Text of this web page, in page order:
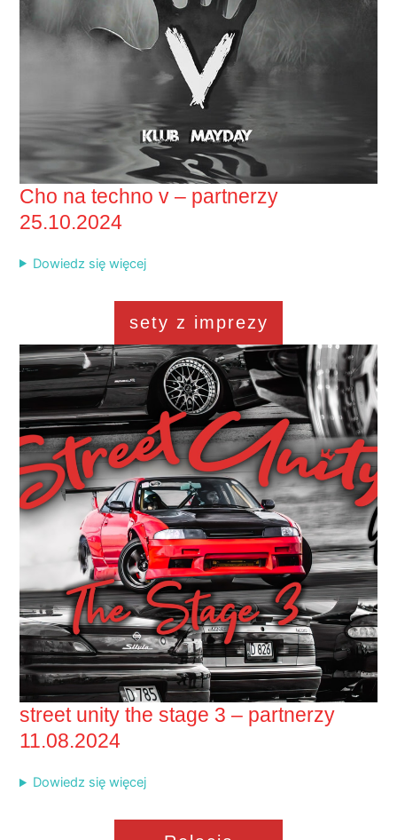
Cho na techno v – partnerzy
25.10.2024
Dowiedz się więcej
sety z imprezy
street unity the stage 3 – partnerzy
11.08.2024
Dowiedz się więcej